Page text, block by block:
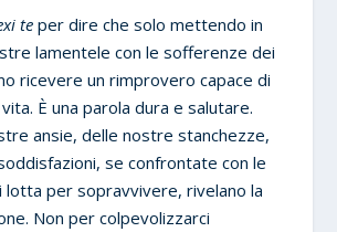
te per dire che solo mettendo in
lamentele con le sofferenze dei
ricevere un rimprovero capace di
È una parola dura e salutare.
ansie, delle nostre stanchezze,
se confrontate con le
lotta per sopravvivere, rivelano la
Non per colpevolizzarci